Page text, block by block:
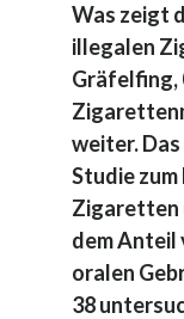
Was zeigt
illegalen
Gräfelfing,
weiter.
Studie
Zigaretten
dem Anteil
oralen
38